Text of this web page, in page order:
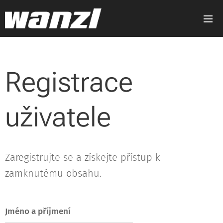
Registrace
uživatele
Zaregistrujte se a získejte přístup k
zamknutému obsahu.
Jméno a příjmení